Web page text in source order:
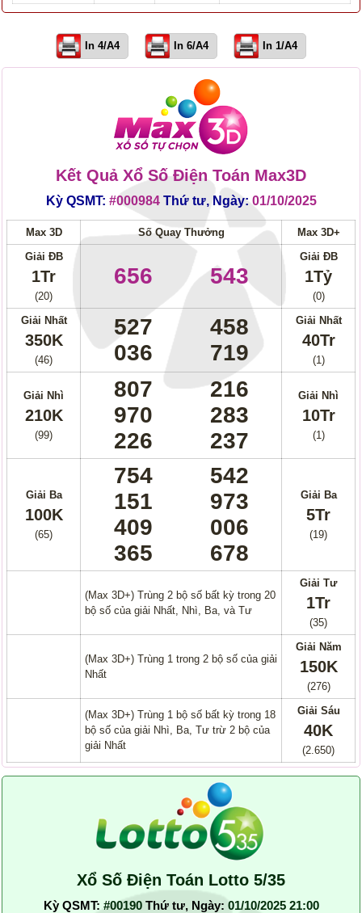
In 4/A4 In 6/A4 In 1/A4
Kết Quả Xổ Số Điện Toán Max3D
Kỳ QSMT: #000984Thứ tư, Ngày: 01/10/2025
Max 3D Số Quay Thưởng
Max 3D+
Giải ĐB
1Tr
(20)
656 543
Giải ĐB
1Tỷ
(0)
Giải Nhất
350K
(46)
527
458
036
719
Giải Nhất
40Tr
(1)
Giải Nhì
210K
(99)
807
216
970
283
226
237
Giải Nhì
10Tr
(1)
Giải Ba
100K
(65)
754
542
151
973
409
006
365
678
Giải Ba
5Tr
(19)
(Max 3D+) Trùng 2 bộ số bất kỳ trong 20
bộ số của giải Nhất, Nhì, Ba, và Tư
Giải Tư
1Tr
(35)
(Max 3D+) Trùng 1 trong 2 bộ số của giải
Nhất
Giải Năm
150K
(276)
(Max 3D+) Trùng 1 bộ số bất kỳ trong 18
bộ số của giải Nhì, Ba, Tư trừ 2 bộ của
giải Nhất
Giải Sáu
40K
(2.650)
Xổ Số Điện Toán Lotto 5/35
Kỳ QSMT: #00190Thứ tư, Ngày: 01/10/2025 21:00